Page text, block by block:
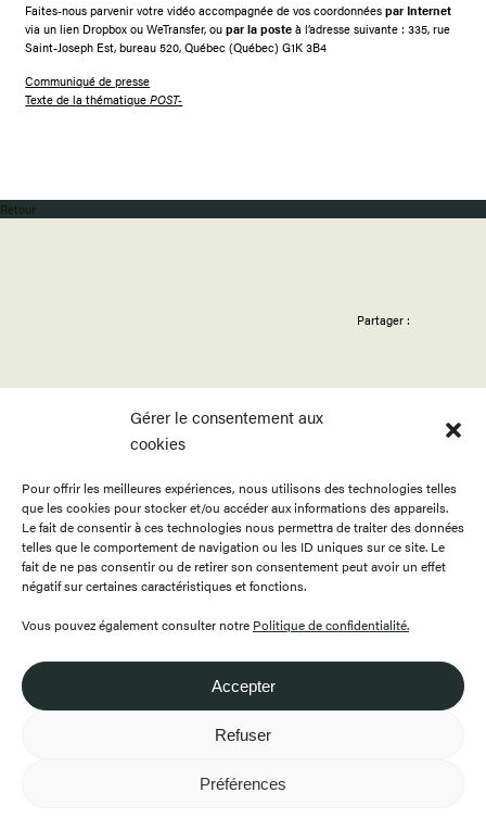
Gérer le consentement aux
cookies
Pour offrir les meilleures expériences, nous utilisons des technologies telles
que les cookies pour stocker et/ou accéder aux informations des appareils.
Le fait de consentir à ces technologies nous permettra de traiter des données
telles que le comportement de navigation ou les ID uniques sur ce site. Le
fait de ne pas consentir ou de retirer son consentement peut avoir un effet
négatif sur certaines caractéristiques et fonctions.
Vous pouvez également consulter notre Politique de confidentialité.
Accepter
Refuser
Préférences
Faites-nous parvenir votre vidéo accompagnée de vos coordonnéespar Internet
via un lien Dropbox ou WeTransfer, oupar la poste à l’adresse suivante : 335, rue
Saint-Joseph Est, bureau 520, Québec (Québec) G1K 3B4
Communiqué de presse
Texte de la thématiquePOST-
Retour
Partager :
ACCUEIL
PROGRAMMATION
RESSOURCES
APPELS
PUBLICATIONS
À PROPOS
BOUTIQUE
CONTACT
ENGLISH
418.649.0999